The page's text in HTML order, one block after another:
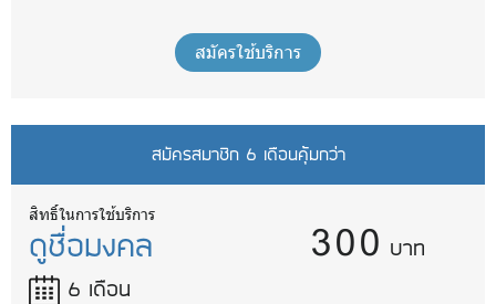
สมัครใช้บริการ
สมัครสมาชิก 6 เดือนคุ้มกว่า
สิทธิ์ในการใช้บริการ
ดูชื่อมงคล
6 เดือน
300 บาท